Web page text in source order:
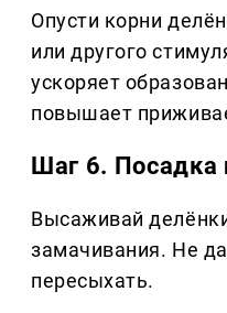
Опусти корни
или другого
ускоряет
повышает
Шаг 6. Посадка
Высаживай
замачивания. Не
пересыхать.